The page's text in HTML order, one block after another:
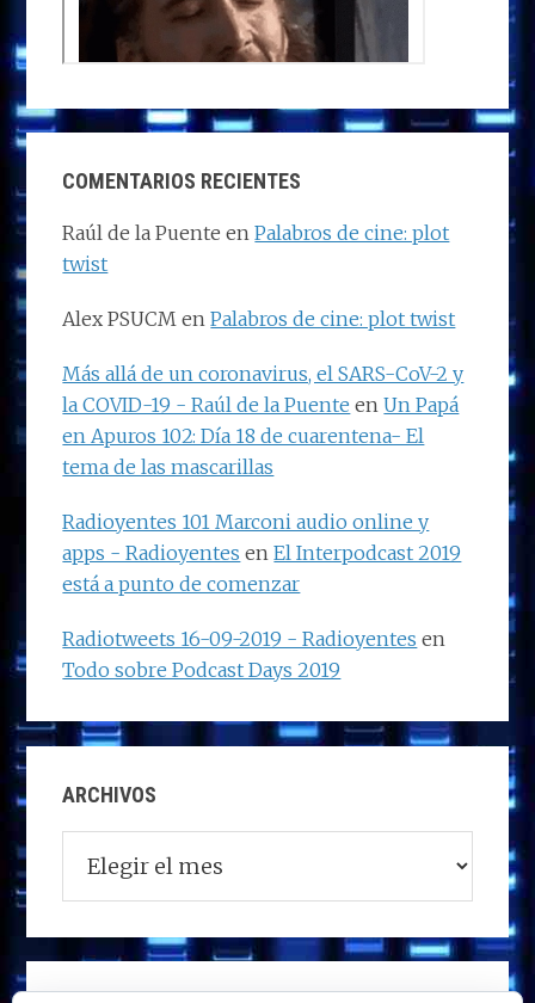
COMENTARIOS RECIENTES
Raúl de la Puente enPalabros de cine: plot
twist
Alex PSUCM enPalabros de cine: plot twist
Más allá de un coronavirus, el SARS-CoV-2 y
la COVID-19 - Raúl de la Puente enUn Papá
en Apuros 102: Día 18 de cuarentena- El
tema de las mascarillas
Radioyentes 101 Marconi audio online y
apps - Radioyentes enEl Interpodcast 2019
está a punto de comenzar
Radiotweets 16-09-2019 - Radioyentes en
Todo sobre Podcast Days 2019
ARCHIVOS